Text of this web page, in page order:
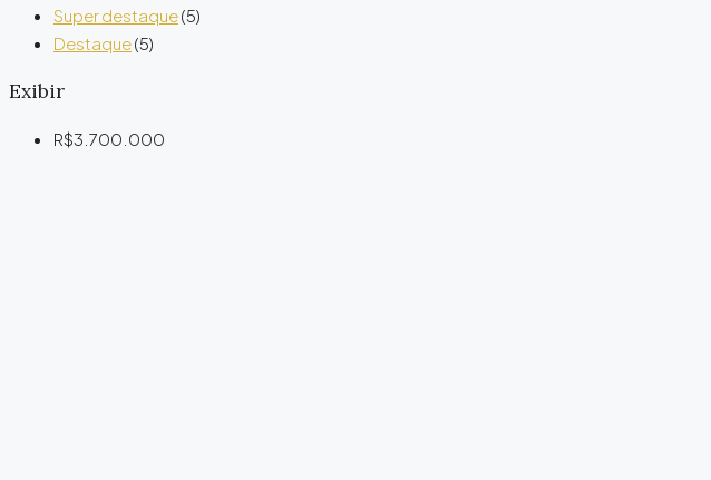
Super destaque(5)
Destaque(5)
Exibir
R$3.700.000